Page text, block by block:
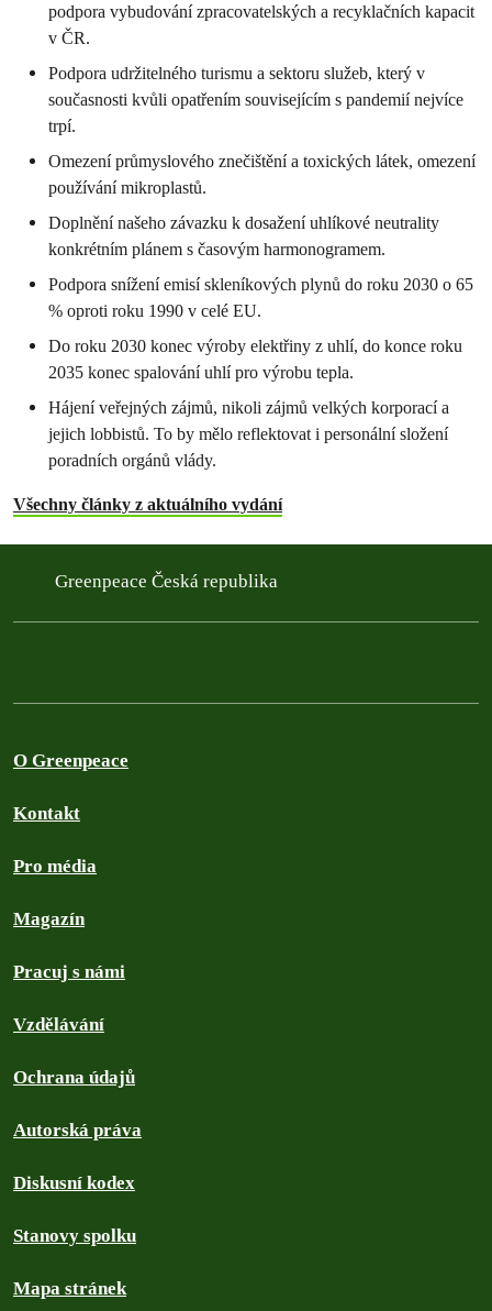
podpora vybudování zpracovatelských a recyklačních kapacit
v ČR.
Podpora udržitelného turismu a sektoru služeb, který v
současnosti kvůli opatřením souvisejícím s pandemií nejvíce
trpí.
Omezení průmyslového znečištění a toxických látek, omezení
používání mikroplastů.
Doplnění našeho závazku k dosažení uhlíkové neutrality
konkrétním plánem s časovým harmonogramem.
Podpora snížení emisí skleníkových plynů do roku 2030 o 65
% oproti roku 1990 v celé EU.
Do roku 2030 konec výroby elektřiny z uhlí, do konce roku
2035 konec spalování uhlí pro výrobu tepla.
Hájení veřejných zájmů, nikoli zájmů velkých korporací a
jejich lobbistů. To by mělo reflektovat i personální složení
poradních orgánů vlády.
Všechny články z aktuálního vydání
Greenpeace Česká republika
O Greenpeace
Kontakt
Pro média
Magazín
Pracuj s námi
Vzdělávání
Ochrana údajů
Autorská práva
Diskusní kodex
Stanovy spolku
Mapa stránek